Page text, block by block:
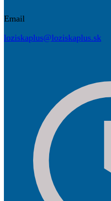
Email
loziskaplus@loziskaplus.sk